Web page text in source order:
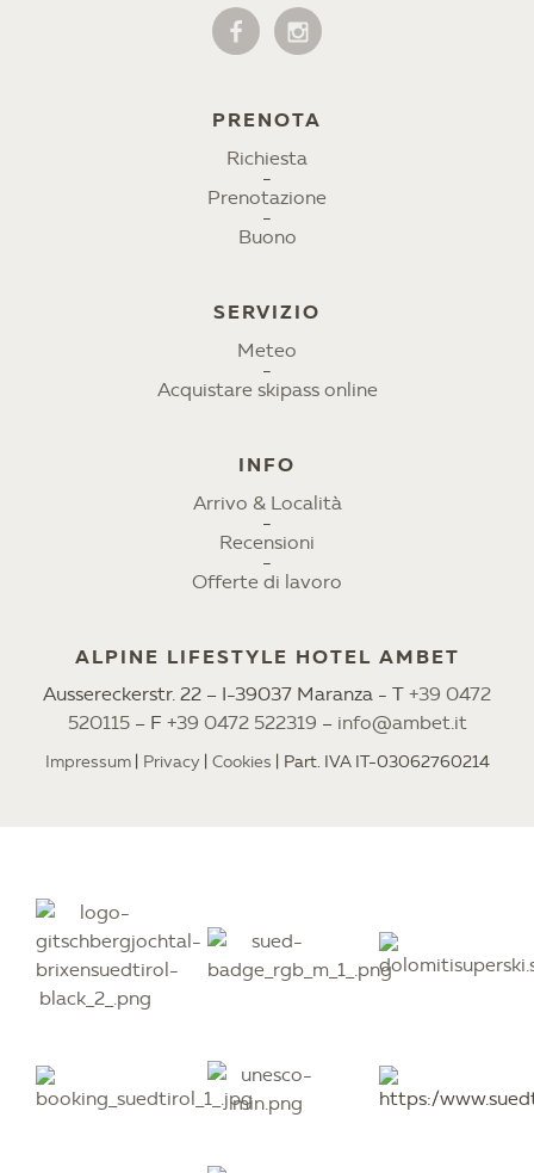
PRENOTA
Richiesta
Prenotazione
Buono
SERVIZIO
Meteo
Acquistare skipass online
INFO
Arrivo & Località
Recensioni
Offerte di lavoro
ALPINE LIFESTYLE HOTEL AMBET
Aussereckerstr. 22 – I-39037 Maranza - T +39 0472
520115– F +39 0472 522319 – info@ambet.it
Impressum Privacy Cookies Part. IVA IT-03062760214